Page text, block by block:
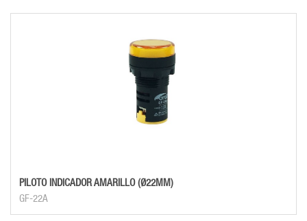
PILOTO INDICADOR AMARILLO (Ø22MM)
GF-22A